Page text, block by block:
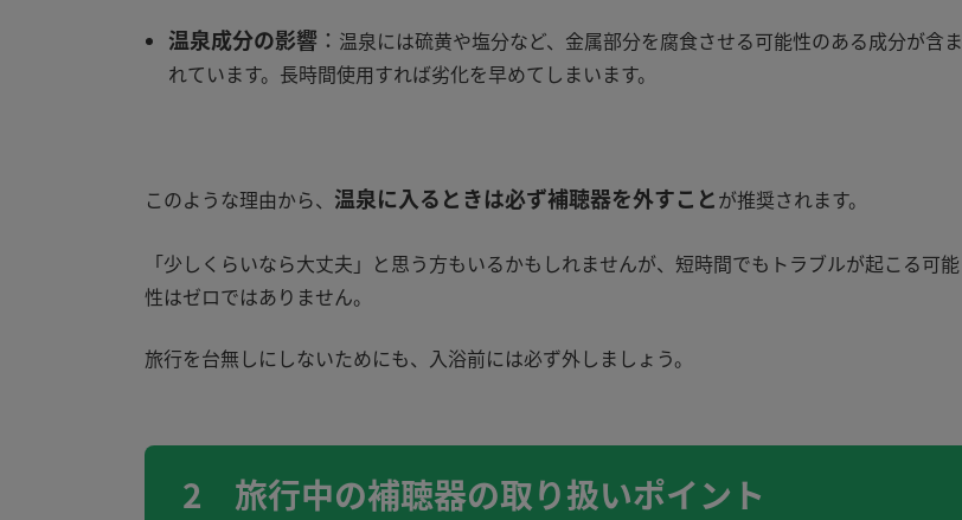
温泉成分の影響 ： 温泉には硫黄や塩分など、金属部分を腐食させる可能性のある成分が含ま
れています。長時間使用すれば劣化を早めてしまいます。
このような理由から、 温泉に入るときは必ず補聴器を外すことが推奨されます。
「少しくらいなら大丈夫」と思う方もいるかもしれませんが、短時間でもトラブルが起こる可能
性はゼロではありません。
旅行を台無しにしないためにも、入浴前には必ず外しましょう。
2 旅行中の補聴器の取り扱いポイント